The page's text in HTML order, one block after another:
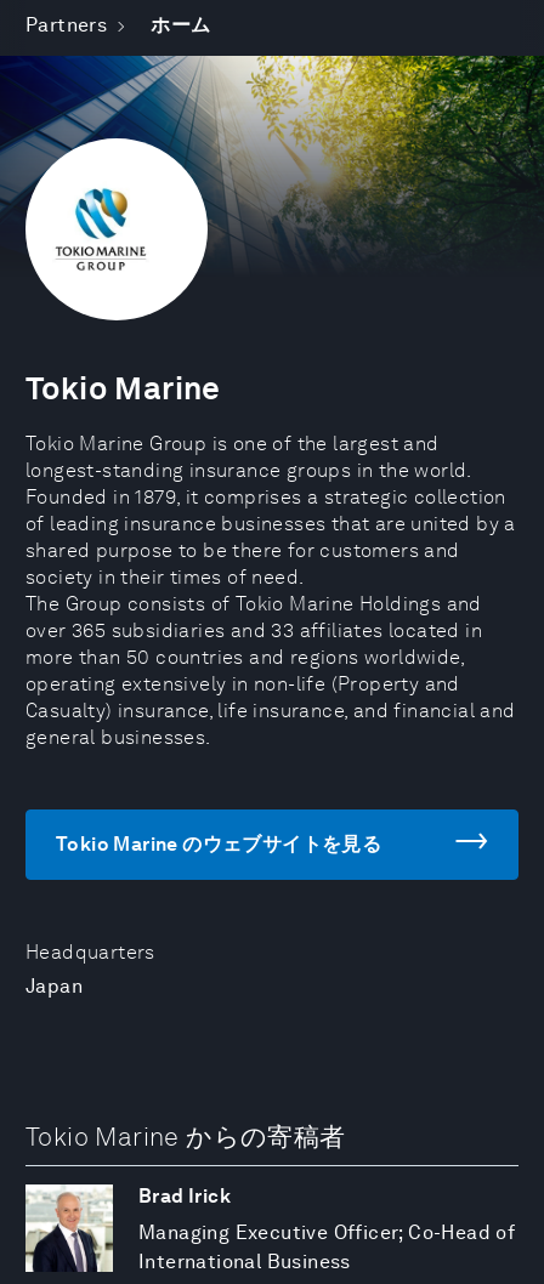
Partners ホーム
Headquarters
Japan
Tokio Marine
Tokio Marine Group is one of the largest and
longest-standing insurance groups in the world.
Founded in 1879, it comprises a strategic collection
of leading insurance businesses that are united by a
shared purpose to be there for customers and
society in their times of need.
The Group consists of Tokio Marine Holdings and
over 365 subsidiaries and 33 affiliates located in
more than 50 countries and regions worldwide,
operating extensively in non-life (Property and
Casualty) insurance, life insurance, and financial and
general businesses.
Tokio Marine のウェブサイトを見る
Tokio Marine からの寄稿者
Brad Irick
Managing Executive Officer; Co-Head of
International Business